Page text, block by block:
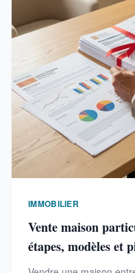
IMMOBILIER
Vente maison
étapes, modèles et